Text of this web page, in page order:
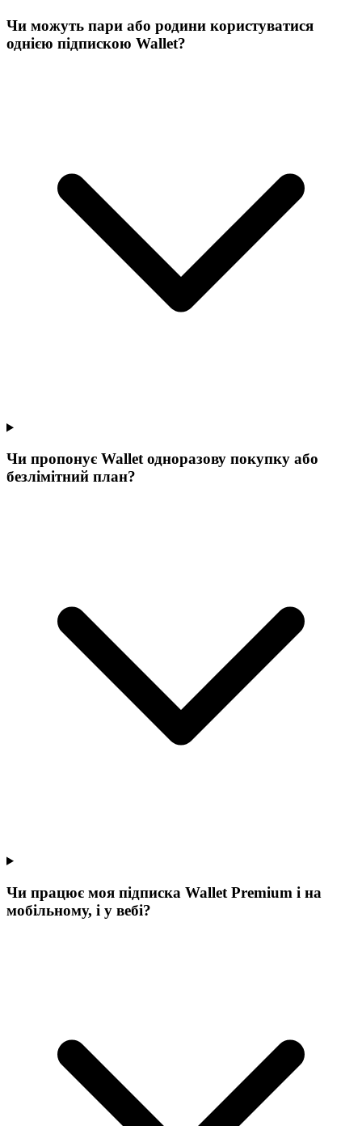
Чи можуть пари або родини користуватися
однією підпискою Wallet?
Чи пропонує Wallet одноразову покупку або
безлімітний план?
Чи працює моя підписка Wallet Premium і на
мобільному, і у вебі?